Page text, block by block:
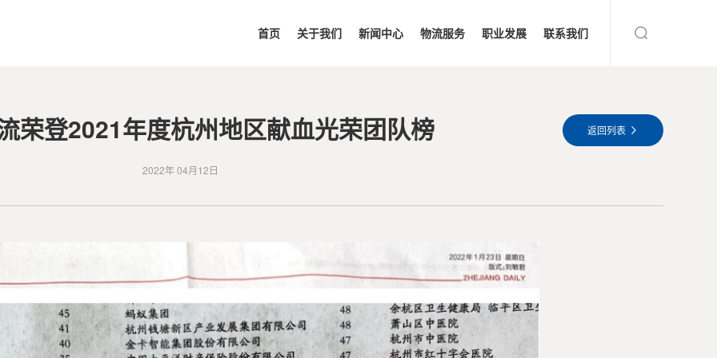
首页 关于我们 新闻中心 物流服务 职业发展 联系我们
荣登2021年度杭州地区献血光荣团队榜
2022年 04月12日
返回列表